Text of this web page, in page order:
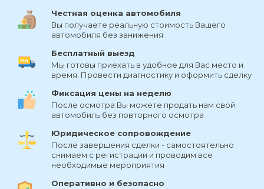
Честная оценка автомобиля
Вы получаете реальную стоимость Вашего
автомобиля без занижения
Бесплатный выезд
Мы готовы приехать в удобное для Вас место и
время. Провести диагностику и оформить сделку
Фиксация цены на неделю
После осмотра Вы можете продать нам свой
автомобиль без повторного осмотра
Юридическое сопровождение
После завершения сделки - самостоятельно
снимаем с регистрации и проводим все
необходимые мероприятия
Оперативно и безопасно